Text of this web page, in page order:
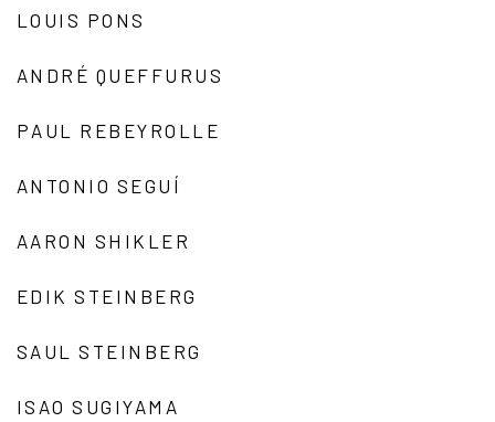
LOUIS PONS
ANDRÉ QUEFFURUS
PAUL REBEYROLLE
ANTONIO SEGUÍ
AARON SHIKLER
EDIK STEINBERG
SAUL STEINBERG
ISAO SUGIYAMA